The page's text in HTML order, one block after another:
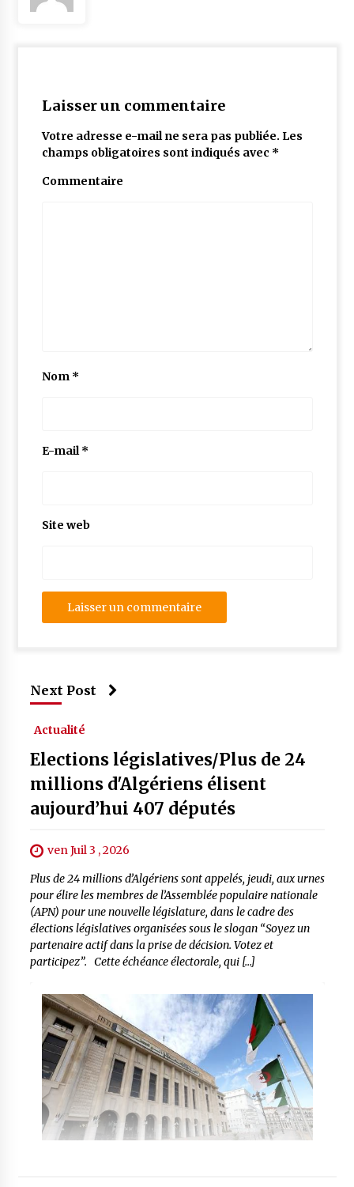
Laisser un commentaire
Votre adresse e-mail ne sera pas publiée. Les
champs obligatoires sont indiqués avec *
Commentaire
Nom *
E-mail*
Site web
Next Post
Actualité
Elections législatives/Plus de 24
millions d'Algériens élisent
aujourd’hui 407 députés
ven Juil 3 , 2026
Plus de 24 millions d’Algériens sont appelés, jeudi, aux urnes
pour élire les membres de l’Assemblée populaire nationale
(APN) pour une nouvelle législature, dans le cadre des
élections législatives organisées sous le slogan “Soyez un
partenaire actif dans la prise de décision. Votez et
participez”. Cette échéance électorale, qui […]